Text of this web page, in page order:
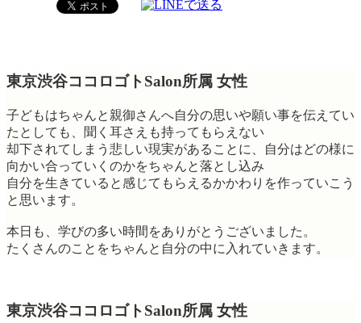
東京渋谷ココロゴトSalon所属 女性
子どもはちゃんと親御さんへ自分の思いや願い事を伝えてい
たとしても、聞く耳さえも持ってもらえない
却下されてしまう悲しい現実があることに、自分はどの様に
向かい合っていくのかをちゃんと落とし込み
自分を生きていると感じてもらえるかかわりを作っていこう
と思います。
本日も、学びの多い時間をありがとうございました。
たくさんのことをちゃんと自分の中に入れていきます。
東京渋谷ココロゴトSalon所属 女性